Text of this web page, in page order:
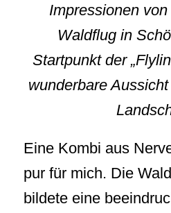
Impressionen
Waldflug in
Startpunkt der
wunderbare
Eine Kombi aus
pur für mich. Die
bildete eine